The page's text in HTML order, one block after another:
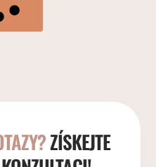
ZÍSKEJTE